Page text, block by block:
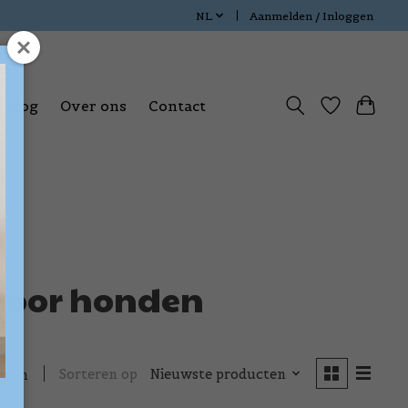
NL Aanmelden / Inloggen
Blog Over ons Contact
honden
Sorteren op Nieuwste producten